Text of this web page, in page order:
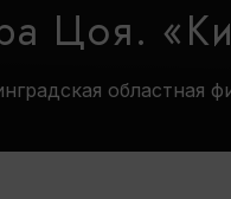
Цоя.
областная